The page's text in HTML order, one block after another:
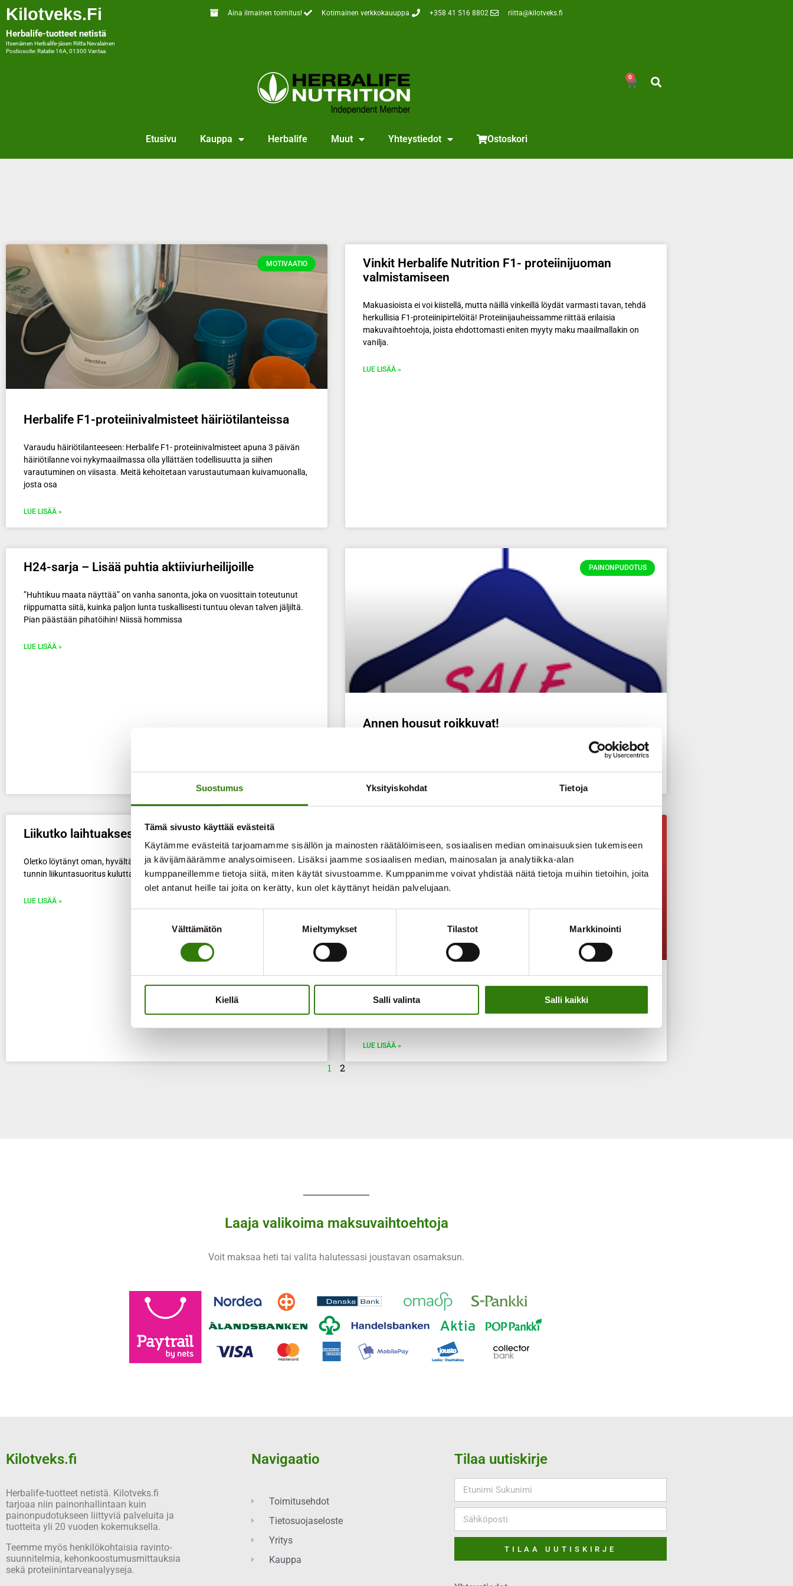
Suostumus Yksityiskohdat Tietoja
Tämä sivusto käyttää evästeitä
Käytämme evästeitä tarjoamamme sisällön ja mainosten räätälöimiseen, sosiaalisen median ominaisuuksien tukemiseen
ja kävijämäärämme analysoimiseen. Lisäksi jaamme sosiaalisen median, mainosalan ja analytiikka-alan
kumppaneillemme tietoja siitä, miten käytät sivustoamme. Kumppanimme voivat yhdistää näitä tietoja muihin tietoihin, joita
olet antanut heille tai joita on kerätty, kun olet käyttänyt heidän palvelujaan.
Välttämätön Mieltymykset Tilastot Markkinointi
Kiellä Salli valinta Salli kaikki
Kilotveks.fi
Herbalife-tuotteet netistä
Itsenäinen Herbalife-jäsen Riitta Nevalainen
Postiosoite: Ratatie 16A, 01300 Vantaa
Aina ilmainen toimitus! Kotimainen verkkokauuppa +358 41 516 8802 riitta@kilotveks.fi
0
Etusivu Kauppa Herbalife Muut Yhteystiedot Ostoskori
MOTIVAATIO
Herbalife F1-proteiinivalmisteet häiriötilanteissa
Varaudu häiriötilanteeseen: Herbalife F1- proteiinivalmisteet apuna 3 päivän
häiriötilanne voi nykymaailmassa olla yllättäen todellisuutta ja siihen
varautuminen on viisasta. Meitä kehoitetaan varustautumaan kuivamuonalla,
josta osa
LUE LISÄÄ »
Vinkit Herbalife Nutrition F1- proteiinijuoman
valmistamiseen
Makuasioista ei voi kiistellä, mutta näillä vinkeillä löydät varmasti tavan, tehdä
herkullisia F1-proteiinipirtelöitä! Proteiinijauheissamme riittää erilaisia
makuvaihtoehtoja, joista ehdottomasti eniten myyty maku maailmallakin on
vanilja.
LUE LISÄÄ »
H24-sarja – Lisää puhtia aktiiviurheilijoille
”Huhtikuu maata näyttää” on vanha sanonta, joka on vuosittain toteutunut
riippumatta siitä, kuinka paljon lunta tuskallisesti tuntuu olevan talven jäljiltä.
Pian päästään pihatöihin! Niissä hommissa
LUE LISÄÄ »
PAINONPUDOTUS
Annen housut roikkuvat!
Liikutko laihtuaksesi
Oletko löytänyt oman, hyvältä tuntuvan liikuntalajisi? Arjen kaloreille tilaa,
tunnin liikuntasuoritus kuluttaa Dallas-pullan verran kaloreita.
LUE LISÄÄ »
Barbit hurmaavat uusissa mitoissaan
LUE LISÄÄ »
1 2
Laaja valikoima maksuvaihtoehtoja
Voit maksaa heti tai valita halutessasi joustavan osamaksun.
Kilotveks.fi
Herbalife-tuotteet netistä. Kilotveks.fi
tarjoaa niin painonhallintaan kuin
painonpudotukseen liittyviä palveluita ja
tuotteita yli 20 vuoden kokemuksella.
Teemme myös henkilökohtaisia ravinto-
suunnitelmia, kehonkoostumusmittauksia
sekä proteiinintarveanalyyseja.
Navigaatio
Toimitusehdot
Tietosuojaseloste
Yritys
Kauppa
Tilaa uutiskirje
TILAA UUTISKIRJE